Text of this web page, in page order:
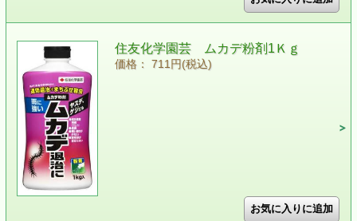
住友化学園芸 ムカデ粉剤1Ｋｇ
価格： 711円(税込)